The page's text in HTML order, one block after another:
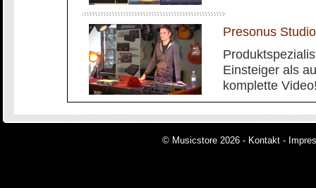
Presonus
Einsteiger als
komplette
© Musicstore 2026 - Kontakt -